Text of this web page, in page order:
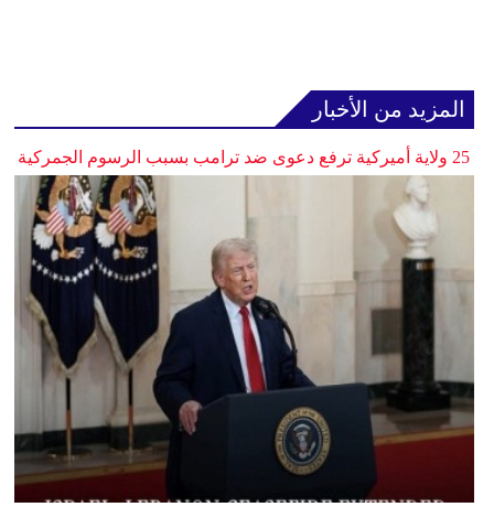
المزيد من الأخبار
25 ولاية أميركية ترفع دعوى ضد ترامب بسبب الرسوم الجمركية